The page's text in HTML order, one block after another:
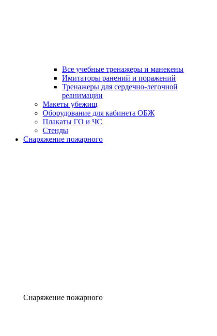
Все учебные тренажеры и манекены
Имитаторы ранений и поражений
Тренажеры для сердечно-легочной
реанимации
Макеты убежищ
Оборудование для кабинета ОБЖ
Плакаты ГО и ЧС
Стенды
Снаряжение пожарного
Снаряжение пожарного